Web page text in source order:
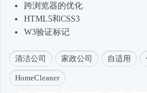
跨浏览器的优化
HTML5和CSS3
W3验证标记
清洁公司 家政公司 自适用
HomeCleaner